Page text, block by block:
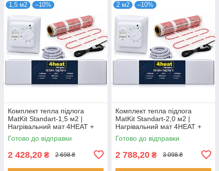
1,5 м2 –10%
Комплект тепла підлога
MatKit Standart-1,5 м2 |
Нагрівальний мат 4HEAT +
терморегулятор
Готово до відправки
2 428,20 ₴ 2 698 ₴
2 м2 –10%
Комплект тепла підлога
MatKit Standart-2,0 м2 |
Нагрівальний мат 4HEAT +
терморегулятор
Готово до відправки
2 788,20 ₴ 3 098 ₴